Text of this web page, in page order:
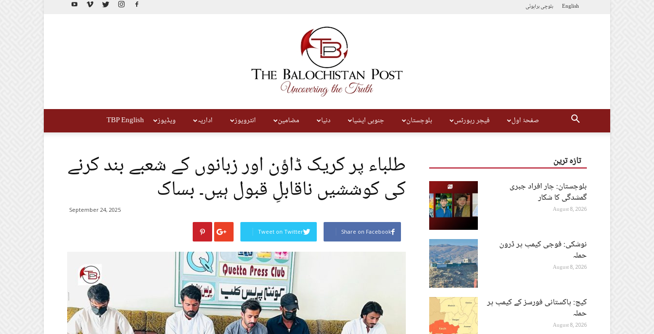
English بلوچیبراہوئی
صفحۂ اول فیچر رپورٹس بلوچستان جنوبی ایشیا دنیا مضامین انٹرویوز اداریہ ویڈیوز TBP English
طلباء پر کریک ڈاؤن اور زبانوں کے شعبے بند کرنے
کی کوششیں ناقابلِ قبول ہیں۔ بساک
September 24, 2025
Share on Facebook
Tweet on Twitter
تازہ ترین
بلوچستان: چار افراد جبری
گمشدگی کا شکار
August 8, 2026
نوشکی: فوجی کیمپ پر ڈرون
حملہ
August 8, 2026
کیچ: پاکستانی فورسز کے کیمپ پر
حملہ
August 8, 2026